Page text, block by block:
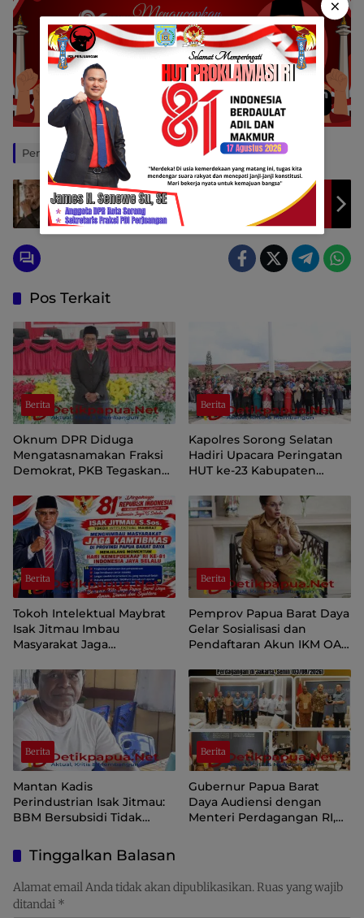
Penulis: Yohanes Sole Editor: Yohanes Kossay
Jejak Kebaikan Yang Pernah Padam Dari Pater
Prof. Dr. Nico Syukur Dister, OFM
Pos Terkait
Berita
Oknum DPR Diduga
Mengatasnamakan Fraksi
Demokrat, PKB Tegaskan
Papua Pegunungan
Berita
Kapolres Sorong Selatan
Hadiri Upacara Peringatan
HUT ke-23 Kabupaten
Berita
Tokoh Intelektual Maybrat
Isak Jitmau Imbau
Masyarakat Jaga
81 Kemerdekaan RI
Berita
Pemprov Papua Barat Daya
Gelar Sosialisasi dan
Pendaftaran Akun IKM OAP
Berita
Mantan Kadis
Perindustrian Isak Jitmau:
BBM Bersubsidi Tidak
Distribusi Perlu Diperkuat
Berita
Gubernur Papua Barat
Daya Audiensi dengan
Menteri Perdagangan RI,
Indonesia
Tinggalkan Balasan
Alamat email Anda tidak akan dipublikasikan.Ruas yang wajib
ditandai *
×